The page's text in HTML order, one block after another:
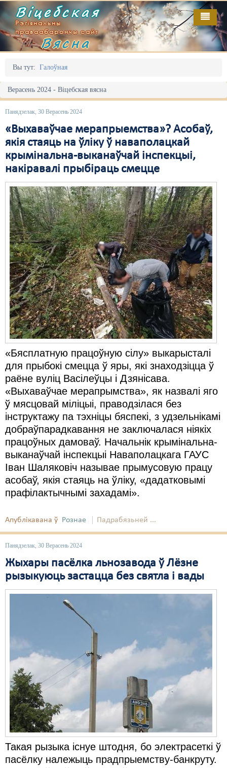
Віцебская
Рэгіянальны
праваабарончы сайт
Вясна
Вы тут: Галоўная
Верасень 2024 - Віцебская вясна
Панядзелак, 30 Верасень 2024
«Выхаваўчае мерапрыемства»? Асобаў,
якія стаяць на ўліку ў наваполацкай
крымінальна-выканаўчай інспекцыі,
накіравалі прыбіраць смецце
«Бясплатную працоўную сілу» выкарысталі
для прыбокі смецца ў яры, які знаходзіцца ў
раёне вуліц Васілеўцы і Дзянісава.
«Выхаваўчае мерапрымства», як назвалі яго
ў мясцовай міліцыі, праводзілася без
інструктажу па тэхніцы бяспекі, з удзельнікамі
добраўпарадкавання не заключалася ніякіх
працоўных дамоваў. Начальнік крымінальна-
выканаўчай інспекцыі Наваполацкага ГАУС
Іван Шаляковіч называе прымусовую працу
асобаў, якія стаяць на ўліку, «дадатковымі
прафілактычнымі захадамі».
Апублікавана ў Рознае Падрабязьней ...
Панядзелак, 30 Верасень 2024
Жыхары пасёлка льнозавода ў Лёзне
рызыкуюць застацца без святла і вады
Такая рызыка існуе штодня, бо электрасеткі ў
пасёлку належыць прадпрыемству-банкруту.
Галоўная
Адміністрацыйны перасьлед
Акцыі
Выбары
Грамадзянскія ініцыятывы
Дзяржава
Дыскрымінацыя
Затрыманьні
Карная псыхіятрыя
КПЧ ААН
Культурныя правы
ЛПП
Мігранты
Мірныя сходы
Палітвязьні
Праваабаронцы
Правы дзіцяці
Пэнітэнцыярная сыстэма
Распальваньне варожасьці
Рознае
Свабода слова
Свабода сумленьня
Сьмяротнае пакараньне
Правы працоўных
Сацыяльныя правы
Выданьні
Відэа
Пра нас
RSS